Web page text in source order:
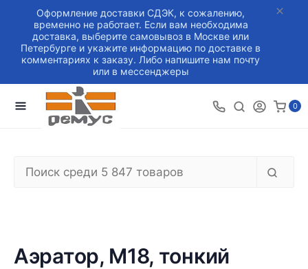
Оформление доставки СДЭК, к сожалению,
временно не работает. Если вам необходима
доставка, выберите самовывоз в Москве или
Петербурге и укажите информацию по доставке в
комментариях к заказу. Либо напишите нам почту
или в мессенджеры
0
Аэратор, М18, тонкий